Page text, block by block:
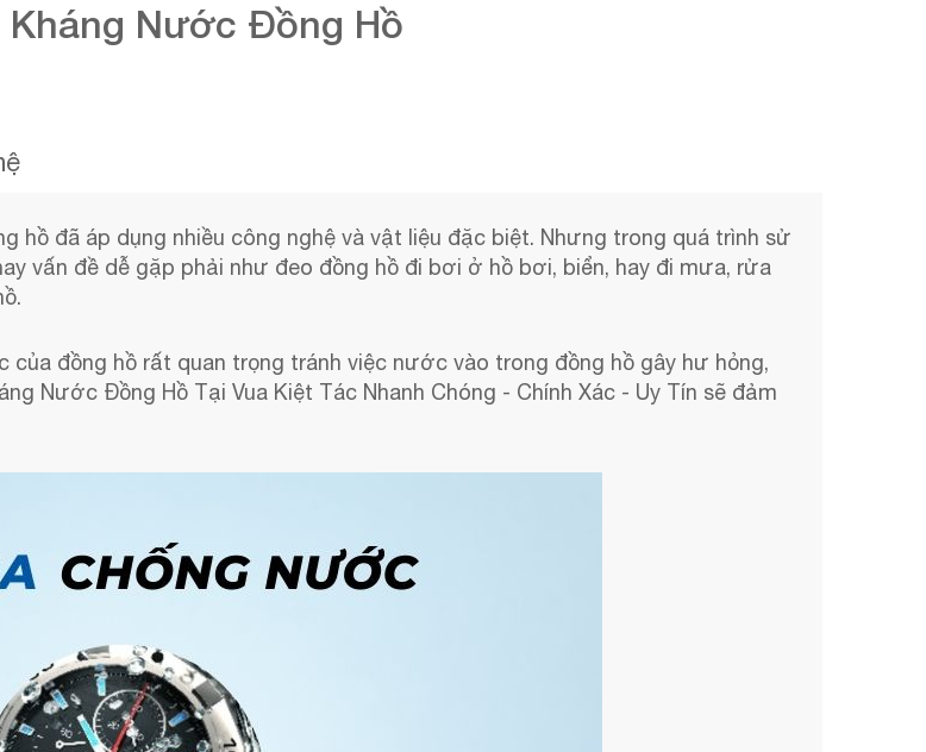
Kháng Nước Đồng Hồ
hồ đã áp dụng nhiều công nghệ và vật liệu đặc biệt. Nhưng trong quá trình sử
vấn đề dễ gặp phải như đeo đồng hồ đi bơi ở hồ bơi, biển, hay đi mưa, rửa
đồng hồ rất quan trọng tránh việc nước vào trong đồng hồ gây hư hỏng,
Nước Đồng Hồ Tại Vua Kiệt Tác Nhanh Chóng - Chính Xác - Uy Tín sẽ đảm